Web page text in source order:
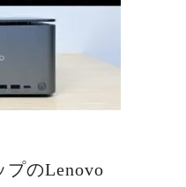
プのLenovo